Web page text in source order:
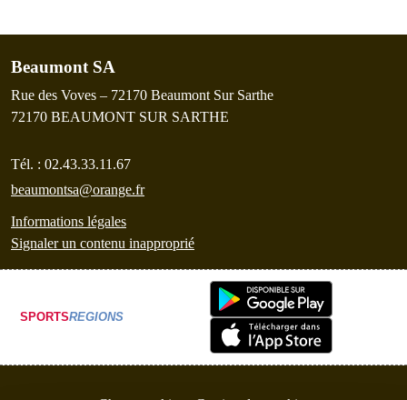
Beaumont SA
Rue des Voves – 72170 Beaumont Sur Sarthe
72170 BEAUMONT SUR SARTHE
Tél. : 02.43.33.11.67
beaumontsa@orange.fr
Informations légales
Signaler un contenu inapproprié
SPORTSREGIONS